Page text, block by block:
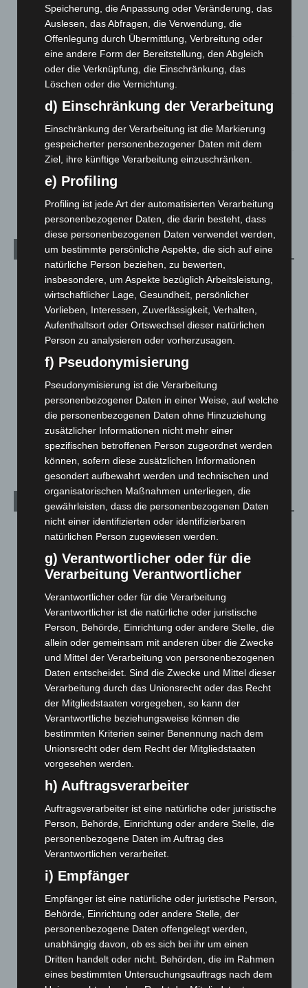
entdeckt
7. August 2026
Brand im „Haus der Begegnung“ in Neuwarmbüchen schnell
eingedämmt
6. August 2026
Region Hannover: 21 neue Notfallsanitäter starten beim
Mann läuft mit Hockeyschläger über A7 – Polizei sucht
Zeugen
Kategorien
Blaulicht
2.799
Corona-News
Hannover und Region
5.039
Langenhagen und Ortsteile
Leserbriefe
Menschen
Über uns
Veranstaltungen
1.889
1.272
Archiv
August 2026 (15)
Juli 2026 (73)
Juni 2026(139)
Mai 2026(99)
April 2026(99)
März 2026(115)
Februar 2026(109)
Januar 2026(122)
Dezember 2025(103)
November 2025(114)
Oktober 2025(112)
September 2025
August 2025 (90)
Juni 2025(103)
Mai 2025(112)
März 2025(111)
Februar 2025(96)
(88)
Dezember 2024(89)
November 2024(94)
Speicherung, die Anpassung oder Veränderung, das
Auslesen, das Abfragen, die Verwendung, die
Offenlegung durch Übermittlung, Verbreitung oder
eine andere Form der Bereitstellung, den Abgleich
oder die Verknüpfung, die Einschränkung, das
Löschen oder die Vernichtung.
d) Einschränkung der Verarbeitung
Einschränkung der Verarbeitung ist die Markierung
gespeicherter personenbezogener Daten mit dem
Ziel, ihre künftige Verarbeitung einzuschränken.
e) Profiling
Profiling ist jede Art der automatisierten Verarbeitung
personenbezogener Daten, die darin besteht, dass
diese personenbezogenen Daten verwendet werden,
um bestimmte persönliche Aspekte, die sich auf eine
natürliche Person beziehen, zu bewerten,
insbesondere, um Aspekte bezüglich Arbeitsleistung,
wirtschaftlicher Lage, Gesundheit, persönlicher
Vorlieben, Interessen, Zuverlässigkeit, Verhalten,
Aufenthaltsort oder Ortswechsel dieser natürlichen
Person zu analysieren oder vorherzusagen.
f) Pseudonymisierung
Pseudonymisierung ist die Verarbeitung
personenbezogener Daten in einer Weise, auf welche
die personenbezogenen Daten ohne Hinzuziehung
zusätzlicher Informationen nicht mehr einer
spezifischen betroffenen Person zugeordnet werden
können, sofern diese zusätzlichen Informationen
gesondert aufbewahrt werden und technischen und
organisatorischen Maßnahmen unterliegen, die
gewährleisten, dass die personenbezogenen Daten
nicht einer identifizierten oder identifizierbaren
natürlichen Person zugewiesen werden.
g) Verantwortlicher oder für die
Verarbeitung Verantwortlicher
Verantwortlicher oder für die Verarbeitung
Verantwortlicher ist die natürliche oder juristische
Person, Behörde, Einrichtung oder andere Stelle, die
allein oder gemeinsam mit anderen über die Zwecke
und Mittel der Verarbeitung von personenbezogenen
Daten entscheidet. Sind die Zwecke und Mittel dieser
Verarbeitung durch das Unionsrecht oder das Recht
der Mitgliedstaaten vorgegeben, so kann der
Verantwortliche beziehungsweise können die
bestimmten Kriterien seiner Benennung nach dem
Unionsrecht oder dem Recht der Mitgliedstaaten
vorgesehen werden.
h) Auftragsverarbeiter
Auftragsverarbeiter ist eine natürliche oder juristische
Person, Behörde, Einrichtung oder andere Stelle, die
personenbezogene Daten im Auftrag des
Verantwortlichen verarbeitet.
i) Empfänger
Empfänger ist eine natürliche oder juristische Person,
Behörde, Einrichtung oder andere Stelle, der
personenbezogene Daten offengelegt werden,
unabhängig davon, ob es sich bei ihr um einen
Dritten handelt oder nicht. Behörden, die im Rahmen
eines bestimmten Untersuchungsauftrags nach dem